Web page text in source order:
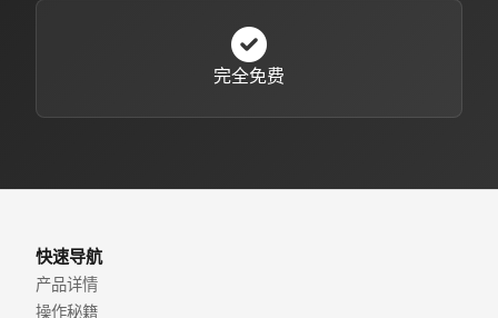
完全免费
快速导航
产品详情
操作秘籍